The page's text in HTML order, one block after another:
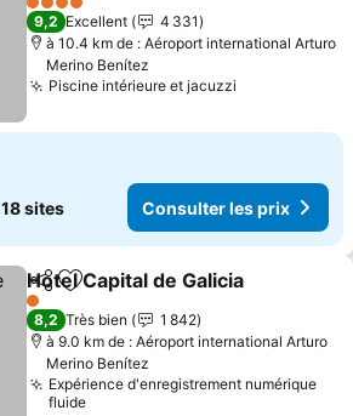
4 Étoiles
9,2 Excellent
4 331
à 10.4 km de : Aéroport international Arturo
Merino Benítez
Piscine intérieure et jacuzzi
18 sites Consulter les prix
PartagerAjouter à mes favoris
Hotel Capital de Galicia
1 Étoiles
8,2 Très bien
1 842
à 9.0 km de : Aéroport international Arturo
Merino Benítez
Expérience d'enregistrement numérique
fluide